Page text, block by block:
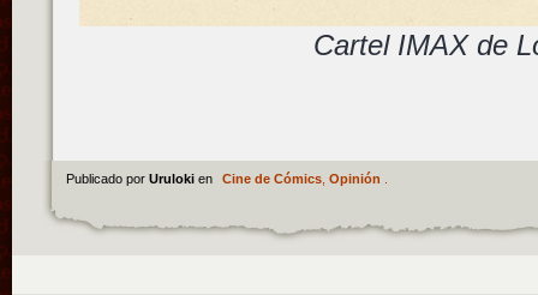
Cartel IMAX de
Publicado por Uruloki en Cine de Cómics, Opinión